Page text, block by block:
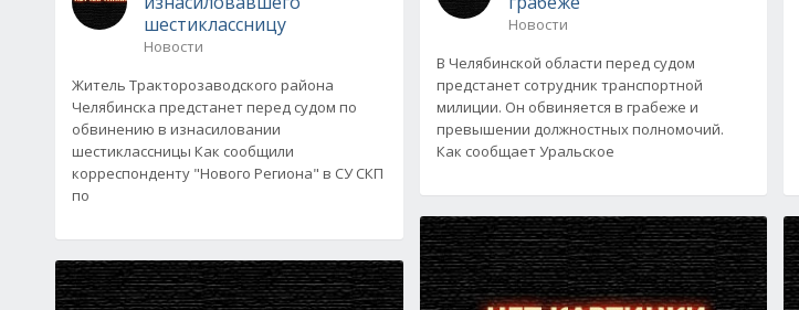
шестиклассницу
Новости
Житель Тракторозаводского района
Челябинска предстанет перед судом по
обвинению в изнасиловании
шестиклассницы Как сообщили
корреспонденту "Нового Региона" в СУ СКП
по
Новости
В Челябинской области перед судом
предстанет сотрудник транспортной
милиции. Он обвиняется в грабеже и
превышении должностных полномочий.
Как сообщает Уральское